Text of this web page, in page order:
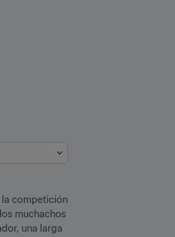
la competición
muchachos
una larga